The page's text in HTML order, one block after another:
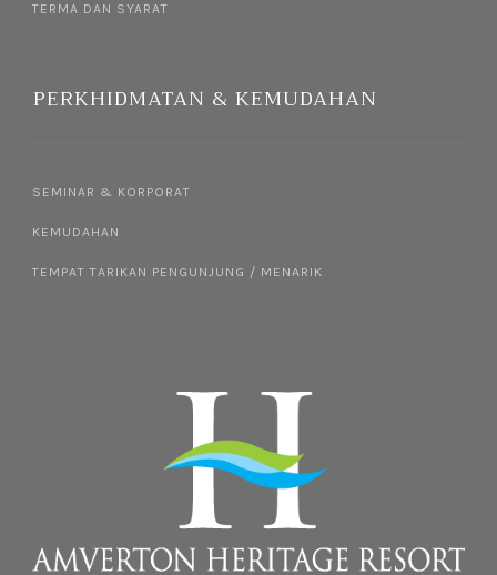
TERMA DAN SYARAT
PERKHIDMATAN & KEMUDAHAN
SEMINAR & KORPORAT
KEMUDAHAN
TEMPAT TARIKAN PENGUNJUNG / MENARIK